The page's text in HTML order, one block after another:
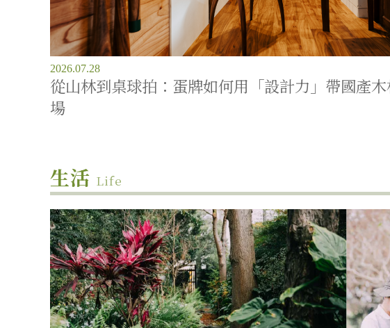
2026.07.28
從山林到桌球拍：蛋牌如何用「設計力」帶國產
場
生活 Life